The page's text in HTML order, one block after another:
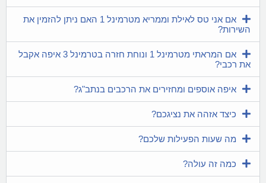
אם אני טס לאילת וממריא מטרמינל 1 האם ניתן להזמין את
השירות?
אם המראתי מטרמינל 1 ונוחת חזרה בטרמינל 3 איפה אקבל
את רכבי?
איפה אוספים ומחזירים את הרכבים בנתב"ג?
כיצד אזהה את נציגכם?
מה שעות הפעילות שלכם?
כמה זה עולה?